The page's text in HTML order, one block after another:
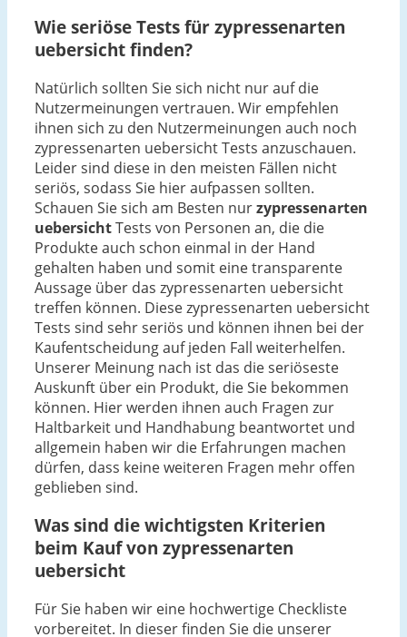
Wie seriöse Tests für zypressenarten
uebersicht finden?
Natürlich sollten Sie sich nicht nur auf die
Nutzermeinungen vertrauen. Wir empfehlen
ihnen sich zu den Nutzermeinungen auch noch
zypressenarten uebersicht Tests anzuschauen.
Leider sind diese in den meisten Fällen nicht
seriös, sodass Sie hier aufpassen sollten.
Schauen Sie sich am Besten nurzypressenarten
uebersichtTests von Personen an, die die
Produkte auch schon einmal in der Hand
gehalten haben und somit eine transparente
Aussage über das zypressenarten uebersicht
treffen können. Diese zypressenarten uebersicht
Tests sind sehr seriös und können ihnen bei der
Kaufentscheidung auf jeden Fall weiterhelfen.
Unserer Meinung nach ist das die seriöseste
Auskunft über ein Produkt, die Sie bekommen
können. Hier werden ihnen auch Fragen zur
Haltbarkeit und Handhabung beantwortet und
allgemein haben wir die Erfahrungen machen
dürfen, dass keine weiteren Fragen mehr offen
geblieben sind.
Was sind die wichtigsten Kriterien
beim Kauf von zypressenarten
uebersicht
Für Sie haben wir eine hochwertige Checkliste
vorbereitet. In dieser finden Sie die unserer